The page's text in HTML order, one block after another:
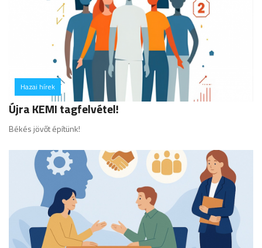
Hazai hírek
hozzászólás
Újra KEMI tagfelvétel!
Békés jövőt építünk!